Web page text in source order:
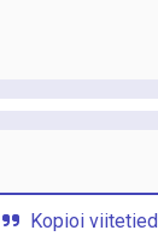
Kopioi